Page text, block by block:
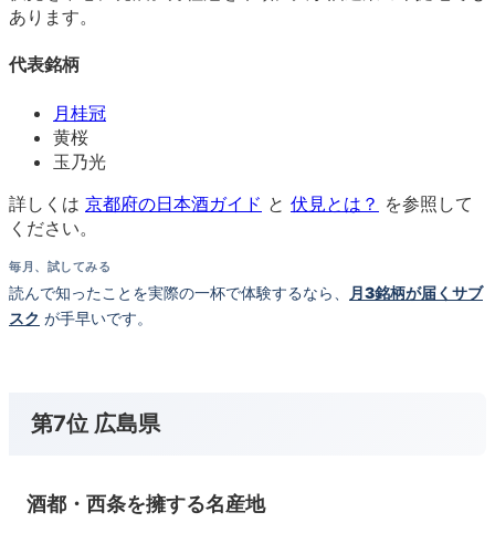
あります。
代表銘柄
月桂冠
黄桜
玉乃光
詳しくは 京都府の日本酒ガイド と 伏見とは？ を参照して
ください。
毎月、試してみる
読んで知ったことを実際の一杯で体験するなら、
月3銘柄が届くサブ
スク が手早いです。
第7位 広島県
酒都・西条を擁する名産地